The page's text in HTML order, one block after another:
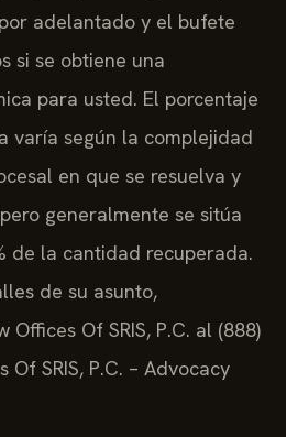
adelantado y el bufete
si se obtiene una
para usted. El porcentaje
varía según la complejidad
en que se resuelva y
generalmente se sitúa
de la cantidad recuperada.
de su asunto,
Offices Of SRIS, P.C. al (888)
Of SRIS, P.C. – Advocacy